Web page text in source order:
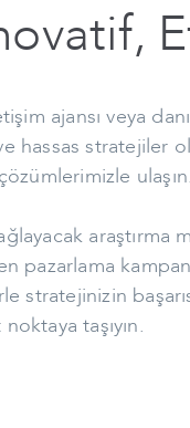
ajansı veya
hassas
ulaşın.
araştırma
pazarlama
stratejinizin
taşıyın.